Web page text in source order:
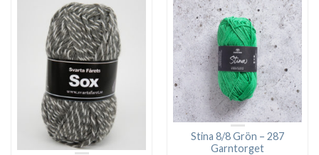
Stina 8/8 Grön – 287
Garntorget